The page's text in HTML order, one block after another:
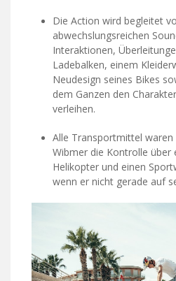
Die Action wird begleitet
abwechslungsreichen
Interaktionen,
Ladebalken, einem
Neudesign seines Bikes
dem Ganzen den
verleihen.
Alle Transportmittel waren
Wibmer die Kontrolle
Helikopter und einen
wenn er nicht gerade auf